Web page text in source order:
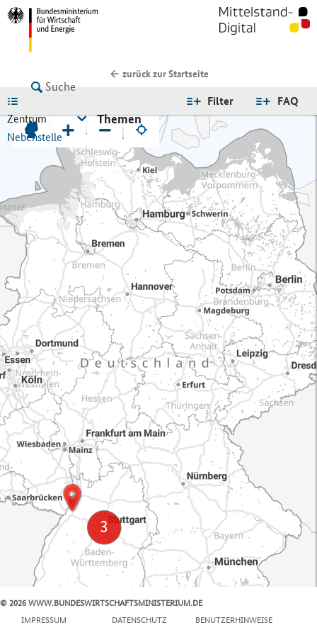
zurück zur Startseite
FAQ
Filter
Zentrum
Nebenstelle
Themen
+ −
© 2026 WWW.BUNDESWIRTSCHAFTSMINISTERIUM.DE
IMPRESSUM
DATENSCHUTZ BENUTZERHINWEISE